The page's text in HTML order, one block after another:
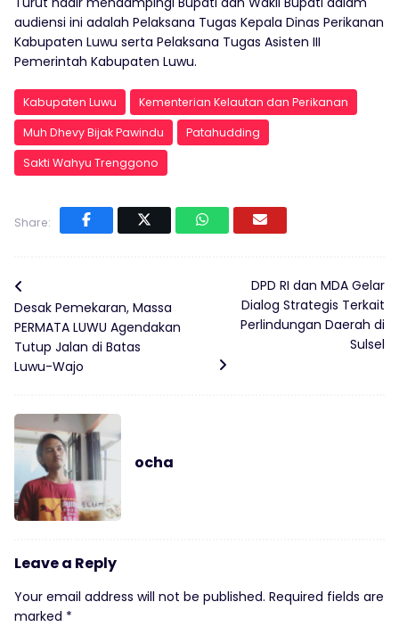
audiensi ini adalah Pelaksana Tugas Kepala Dinas Perikanan
Kabupaten Luwu serta Pelaksana Tugas Asisten III
Pemerintah Kabupaten Luwu.
Kabupaten Luwu
Kementerian Kelautan dan Perikanan
Muh Dhevy Bijak Pawindu
Patahudding
Sakti Wahyu Trenggono
Share:
Desak Pemekaran, Massa
PERMATA LUWU Agendakan
Tutup Jalan di Batas
Luwu-Wajo
DPD RI dan MDA Gelar
Dialog Strategis Terkait
Perlindungan Daerah di
Sulsel
ocha
Leave a Reply
Your email address will not be published. Required fields are
marked *